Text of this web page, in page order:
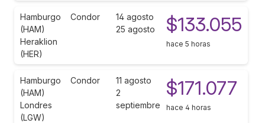
Hamburgo
(HAM)
Heraklion
(HER)
Condor
14 agosto
25 agosto
$133.055
hace 5 horas
Hamburgo
(HAM)
Londres
(LGW)
Condor
11 agosto
2
septiembre
$171.077
hace 4 horas